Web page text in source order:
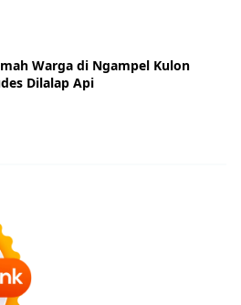
Warga di Ngampel Kulon
Dilalap Api